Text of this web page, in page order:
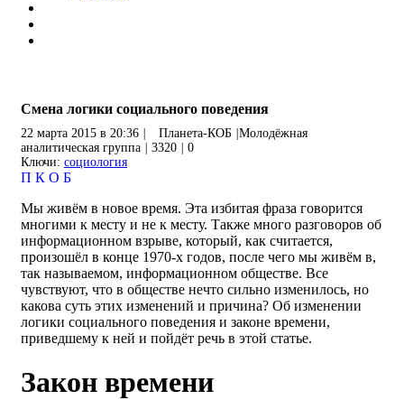
Смена логики социального поведения
22 марта 2015 в 20:36 Планета-КОБ Молодёжная
аналитическая группа
3320
0
Ключи: социология
П К О Б
Мы живём в новое время. Эта избитая фраза говорится
многими к месту и не к месту. Также много разговоров об
информационном взрыве, который, как считается,
произошёл в конце 1970-х годов, после чего мы живём в,
так называемом, информационном обществе. Все
чувствуют, что в обществе нечто сильно изменилось, но
какова суть этих изменений и причина? Об изменении
логики социального поведения и законе времени,
приведшему к ней и пойдёт речь в этой статье.
Закон времени